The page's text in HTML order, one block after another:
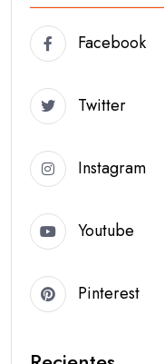
Facebook
Twitter
Instagram
Youtube
Pinterest